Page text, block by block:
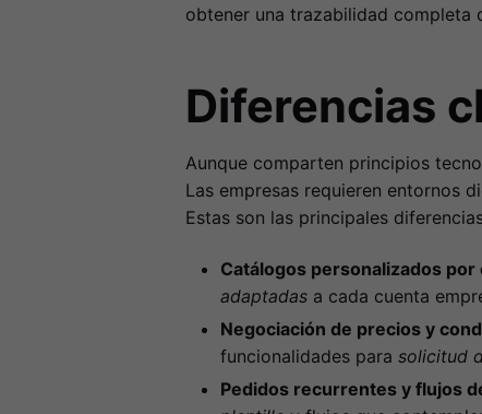
obtener una trazabilidad completa
Diferencias
Aunque comparten principios
Las empresas requieren entornos
Estas son las principales
Catálogos personalizados por
adaptadasa cada cuenta
Negociación de precios y
funcionalidades para solicitud
Pedidos recurrentes y flujos